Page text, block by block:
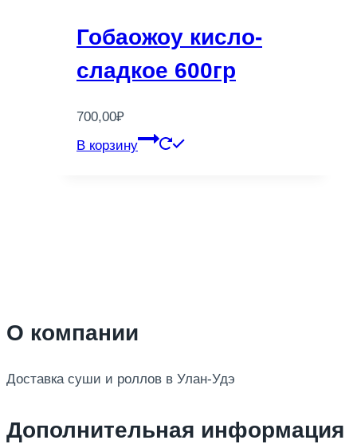
Гобаожоу кисло-
сладкое 600гр
700,00₽
В корзину
О компании
Доставка суши и роллов в Улан-Удэ
Дополнительная информация